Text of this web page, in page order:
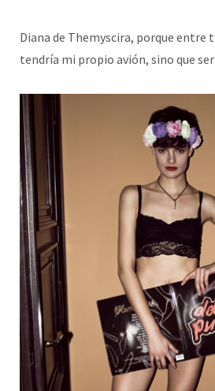
Diana de Themyscira, porque entre
tendría mi propio avión, sino que